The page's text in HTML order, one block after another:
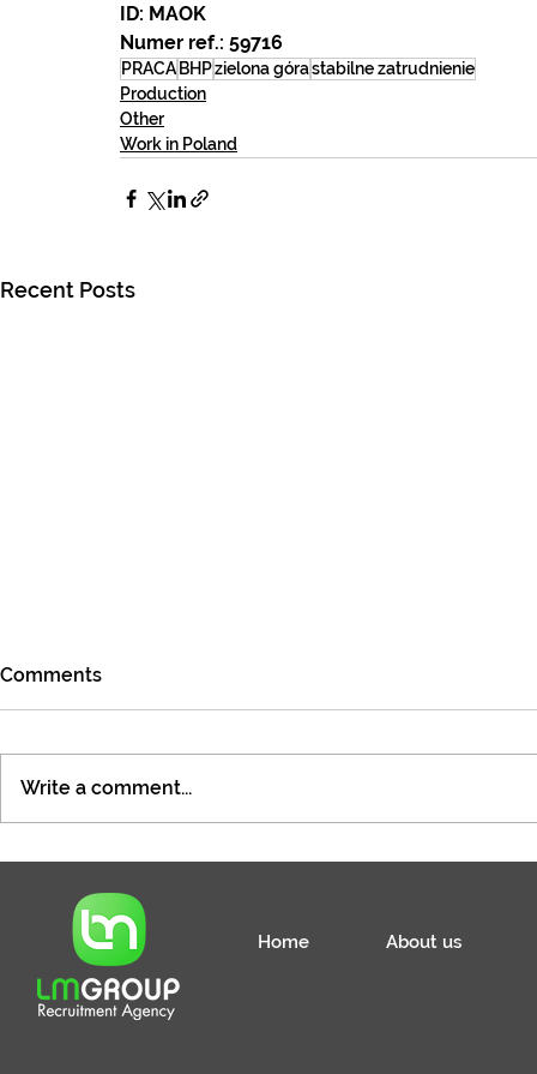
ID: MAOK
Numer ref.: 59716
PRACA BHPzielona górastabilne zatrudnienie
Production
Other
Work in Poland
Recent Posts
Specjalista / Specjalistka ds.
rekrutacji pracowników
tymczasowych
Specjalista
Comments
Write a comment...
Home About us